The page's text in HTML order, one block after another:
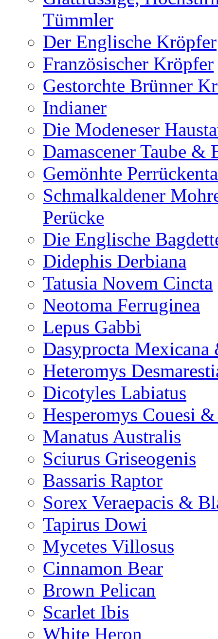
Tümmler
Der Englische Kröpfer
Französischer Kröpfer
Gestorchte Brünner
Indianer
Die Modeneser
Damascener Taube &
Gemönhte
Schmalkaldener
Perücke
Die Englische
Didephis Derbiana
Tatusia Novem Cincta
Neotoma Ferruginea
Lepus Gabbi
Dasyprocta
Heteromys
Dicotyles Labiatus
Hesperomys Couesi
Manatus Australis
Sciurus Griseogenis
Bassaris Raptor
Sorex Veraepacis &
Tapirus Dowi
Mycetes Villosus
Cinnamon Bear
Brown Pelican
Scarlet Ibis
White Heron